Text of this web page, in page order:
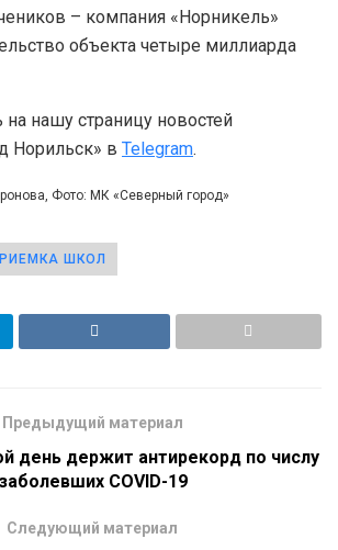
– компания «Норникель»
объекта четыре миллиарда
нашу страницу новостей
Норильск» в Telegram.
Фото: МК «Северный город»
ШКОЛ
Предыдущий материал
день держит антирекорд по числу
заболевших COVID-19
Следующий материал